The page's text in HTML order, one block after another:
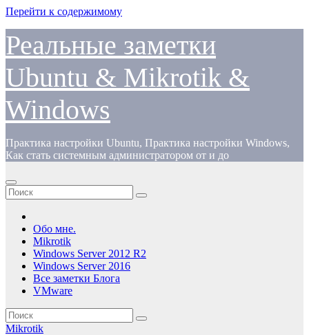
Перейти к содержимому
Реальные заметки
Ubuntu & Mikrotik &
Windows
Практика настройки Ubuntu, Практика настройки Windows,
Как стать системным администратором от и до
Обо мне.
Mikrotik
Windows Server 2012 R2
Windows Server 2016
Все заметки Блога
VMware
Mikrotik